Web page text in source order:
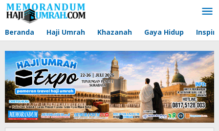
Lewati
ke
Beranda Haji Umrah Khazanah Gaya Hidup